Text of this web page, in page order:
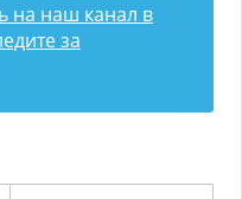
на наш канал в
за